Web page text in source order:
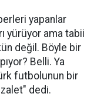
yapanlar
yürüyor ama tabii
değil. Böyle bir
Belli. Ya
futbolunun bir
dedi.